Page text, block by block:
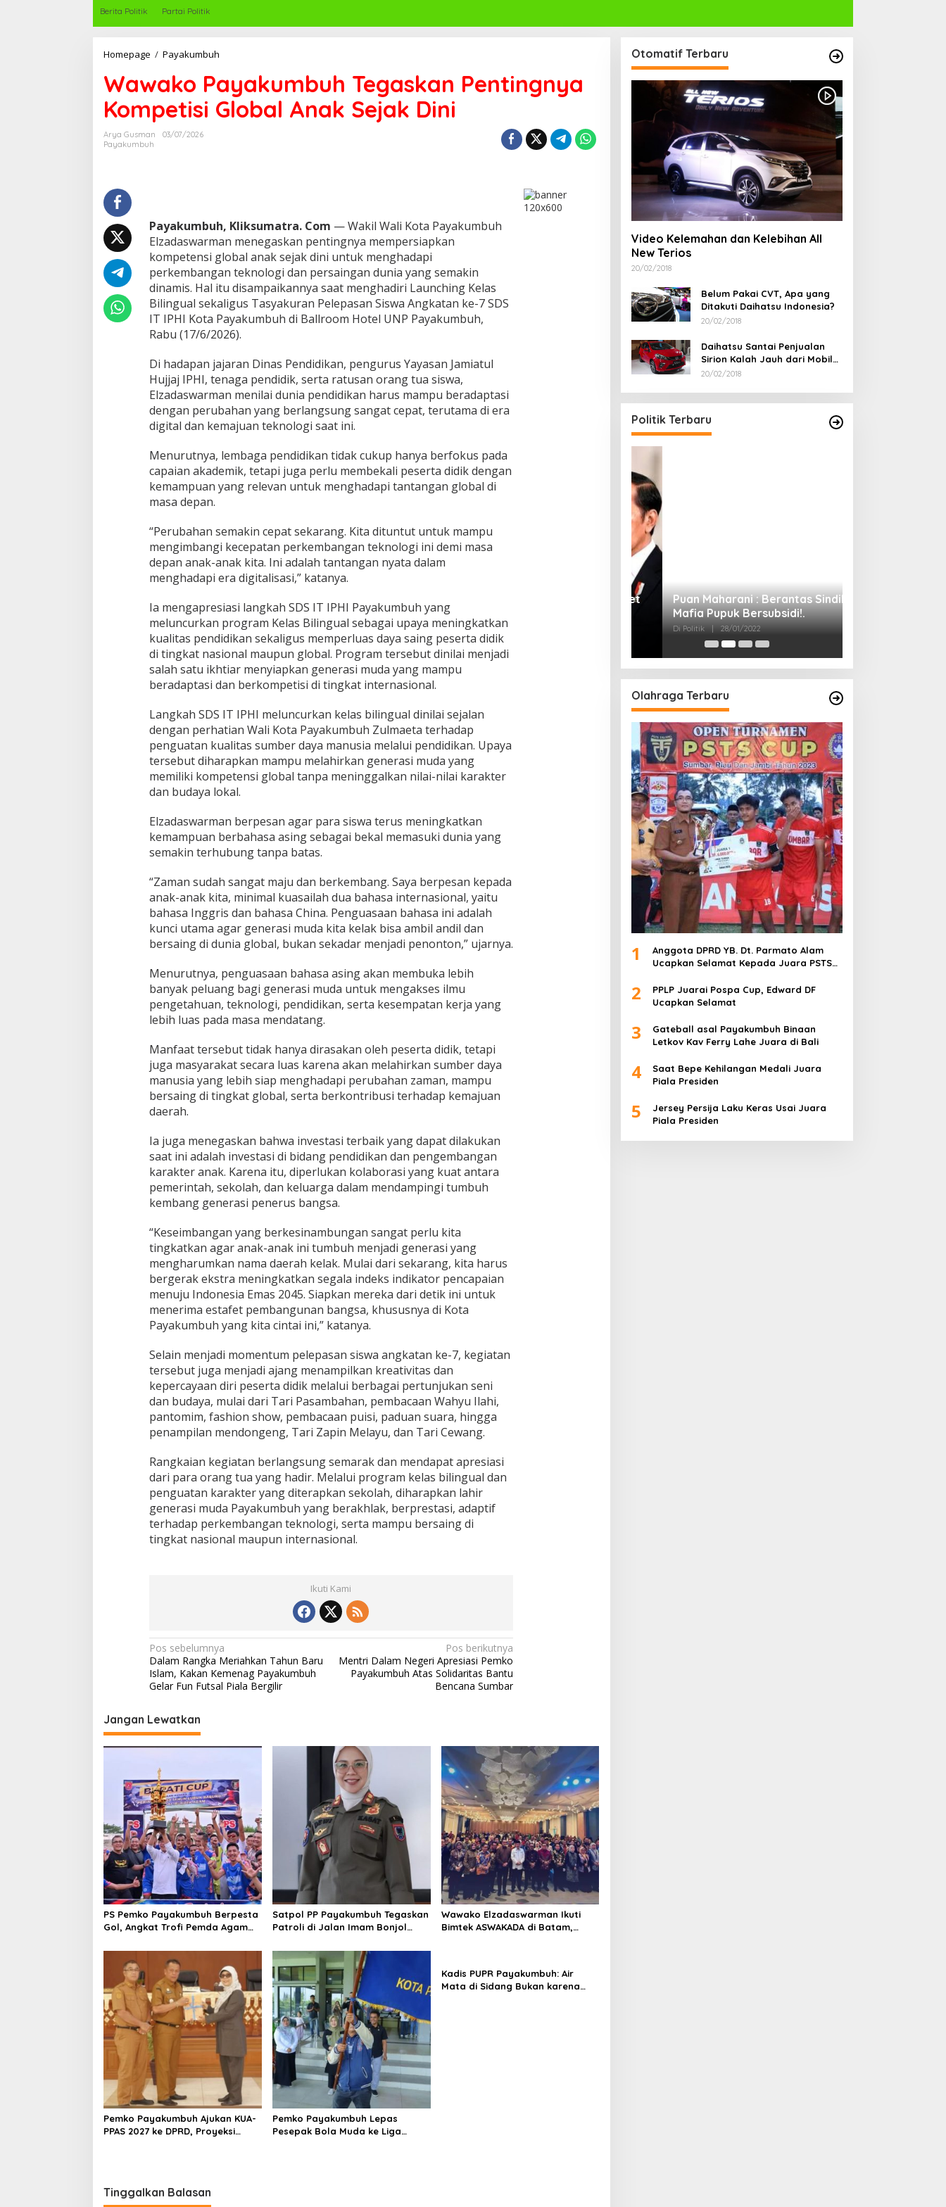
Berita Politik Partai Politik
Homepage / Payakumbuh
w
a
k
o
u
h
T
e
g
a
s
k
a
P
e
n
t
i
n
g
y
a
K
o
e
t
i
s
i
l
o
b
a
l
A
n
k
S
e
j
a
k
D
i
Wawako Payakumbuh Tegaskan Pentingnya
Kompetisi Global Anak Sejak Dini
Arya Gusman
03/07/2026
Payakumbuh
Payakumbuh, Kliksumatra. Com — Wakil Wali Kota Payakumbuh
Elzadaswarman menegaskan pentingnya mempersiapkan
kompetensi global anak sejak dini untuk menghadapi
perkembangan teknologi dan persaingan dunia yang semakin
dinamis. Hal itu disampaikannya saat menghadiri Launching Kelas
Bilingual sekaligus Tasyakuran Pelepasan Siswa Angkatan ke-7 SDS
IT IPHI Kota Payakumbuh di Ballroom Hotel UNP Payakumbuh,
Rabu (17/6/2026).
Di hadapan jajaran Dinas Pendidikan, pengurus Yayasan Jamiatul
Hujjaj IPHI, tenaga pendidik, serta ratusan orang tua siswa,
Elzadaswarman menilai dunia pendidikan harus mampu beradaptasi
dengan perubahan yang berlangsung sangat cepat, terutama di era
digital dan kemajuan teknologi saat ini.
Menurutnya, lembaga pendidikan tidak cukup hanya berfokus pada
capaian akademik, tetapi juga perlu membekali peserta didik dengan
kemampuan yang relevan untuk menghadapi tantangan global di
masa depan.
“Perubahan semakin cepat sekarang. Kita dituntut untuk mampu
mengimbangi kecepatan perkembangan teknologi ini demi masa
depan anak-anak kita. Ini adalah tantangan nyata dalam
menghadapi era digitalisasi,” katanya.
Ia mengapresiasi langkah SDS IT IPHI Payakumbuh yang
meluncurkan program Kelas Bilingual sebagai upaya meningkatkan
kualitas pendidikan sekaligus memperluas daya saing peserta didik
di tingkat nasional maupun global. Program tersebut dinilai menjadi
salah satu ikhtiar menyiapkan generasi muda yang mampu
beradaptasi dan berkompetisi di tingkat internasional.
Langkah SDS IT IPHI meluncurkan kelas bilingual dinilai sejalan
dengan perhatian Wali Kota Payakumbuh Zulmaeta terhadap
penguatan kualitas sumber daya manusia melalui pendidikan. Upaya
tersebut diharapkan mampu melahirkan generasi muda yang
memiliki kompetensi global tanpa meninggalkan nilai-nilai karakter
dan budaya lokal.
Elzadaswarman berpesan agar para siswa terus meningkatkan
kemampuan berbahasa asing sebagai bekal memasuki dunia yang
semakin terhubung tanpa batas.
“Zaman sudah sangat maju dan berkembang. Saya berpesan kepada
anak-anak kita, minimal kuasailah dua bahasa internasional, yaitu
bahasa Inggris dan bahasa China. Penguasaan bahasa ini adalah
kunci utama agar generasi muda kita kelak bisa ambil andil dan
bersaing di dunia global, bukan sekadar menjadi penonton,” ujarnya.
Menurutnya, penguasaan bahasa asing akan membuka lebih
banyak peluang bagi generasi muda untuk mengakses ilmu
pengetahuan, teknologi, pendidikan, serta kesempatan kerja yang
lebih luas pada masa mendatang.
Manfaat tersebut tidak hanya dirasakan oleh peserta didik, tetapi
juga masyarakat secara luas karena akan melahirkan sumber daya
manusia yang lebih siap menghadapi perubahan zaman, mampu
bersaing di tingkat global, serta berkontribusi terhadap kemajuan
daerah.
Ia juga menegaskan bahwa investasi terbaik yang dapat dilakukan
saat ini adalah investasi di bidang pendidikan dan pengembangan
karakter anak. Karena itu, diperlukan kolaborasi yang kuat antara
pemerintah, sekolah, dan keluarga dalam mendampingi tumbuh
kembang generasi penerus bangsa.
“Keseimbangan yang berkesinambungan sangat perlu kita
tingkatkan agar anak-anak ini tumbuh menjadi generasi yang
mengharumkan nama daerah kelak. Mulai dari sekarang, kita harus
bergerak ekstra meningkatkan segala indeks indikator pencapaian
menuju Indonesia Emas 2045. Siapkan mereka dari detik ini untuk
menerima estafet pembangunan bangsa, khususnya di Kota
Payakumbuh yang kita cintai ini,” katanya.
Selain menjadi momentum pelepasan siswa angkatan ke-7, kegiatan
tersebut juga menjadi ajang menampilkan kreativitas dan
kepercayaan diri peserta didik melalui berbagai pertunjukan seni
dan budaya, mulai dari Tari Pasambahan, pembacaan Wahyu Ilahi,
pantomim, fashion show, pembacaan puisi, paduan suara, hingga
penampilan mendongeng, Tari Zapin Melayu, dan Tari Cewang.
Rangkaian kegiatan berlangsung semarak dan mendapat apresiasi
dari para orang tua yang hadir. Melalui program kelas bilingual dan
penguatan karakter yang diterapkan sekolah, diharapkan lahir
generasi muda Payakumbuh yang berakhlak, berprestasi, adaptif
terhadap perkembangan teknologi, serta mampu bersaing di
tingkat nasional maupun internasional.
Ikuti Kami
N
a
v
i
g
a
s
i
p
o
s
Pos sebelumnya
Dalam Rangka Meriahkan Tahun Baru
Islam, Kakan Kemenag Payakumbuh
Gelar Fun Futsal Piala Bergilir
Pos berikutnya
Mentri Dalam Negeri Apresiasi Pemko
Payakumbuh Atas Solidaritas Bantu
Bencana Sumbar
Jangan Lewatkan
PS Pemko Payakumbuh Berpesta
Gol, Angkat Trofi Pemda Agam
4-0
Satpol PP Payakumbuh Tegaskan
Patroli di Jalan Imam Bonjol
Wawako Elzadaswarman Ikuti
Bimtek ASWAKADA di Batam,
Pemko Payakumbuh Ajukan KUA-
PPAS 2027 ke DPRD, Proyeksi
Pemko Payakumbuh Lepas
Pesepak Bola Muda ke Liga
Kadis PUPR Payakumbuh: Air
Mata di Sidang Bukan karena
Tinggalkan Balasan
Otomatif Terbaru
Video Kelemahan dan Kelebihan All
New Terios
20/02/2018
Belum Pakai CVT, Apa yang
Ditakuti Daihatsu Indonesia?
20/02/2018
Daihatsu Santai Penjualan
Sirion Kalah Jauh dari Mobil
LCGC
20/02/2018
Politik Terbaru
tergantung DPR
Di Politik | 30/06/2023
Puan Maharani : Berantas Sindikat
Mafia Pupuk Bersubsidi!.
28/01/2022
Olahraga Terbaru
1
Anggota DPRD YB. Dt. Parmato Alam
Ucapkan Selamat Kepada Juara PSTS
2
PPLP Juarai Pospa Cup, Edward DF
Ucapkan Selamat
3
Gateball asal Payakumbuh Binaan
Letkov Kav Ferry Lahe Juara di Bali
4
Saat Bepe Kehilangan Medali Juara
Piala Presiden
5
Jersey Persija Laku Keras Usai Juara
Piala Presiden